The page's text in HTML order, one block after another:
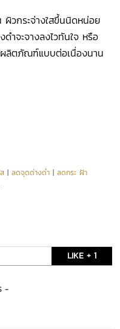
ผิวกระจ่างใสขึ้นนิดหน่อย
ำจะจางลงไวทันใจ หรือ
ผลิตภัณฑ์แบบต่อเนื่องนาน
|ลดจุดด่างดำ |ลดกระ ฝ้า
LIKE + 1
-